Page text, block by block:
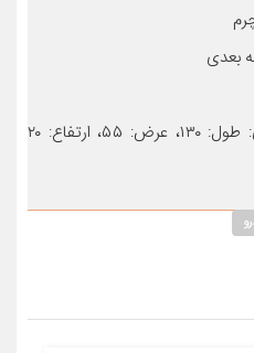
بعدی
ابعاد بسته‌بندی: طول: ۱۳۰، عرض: ۵۵، ارتفاع: ۲۰